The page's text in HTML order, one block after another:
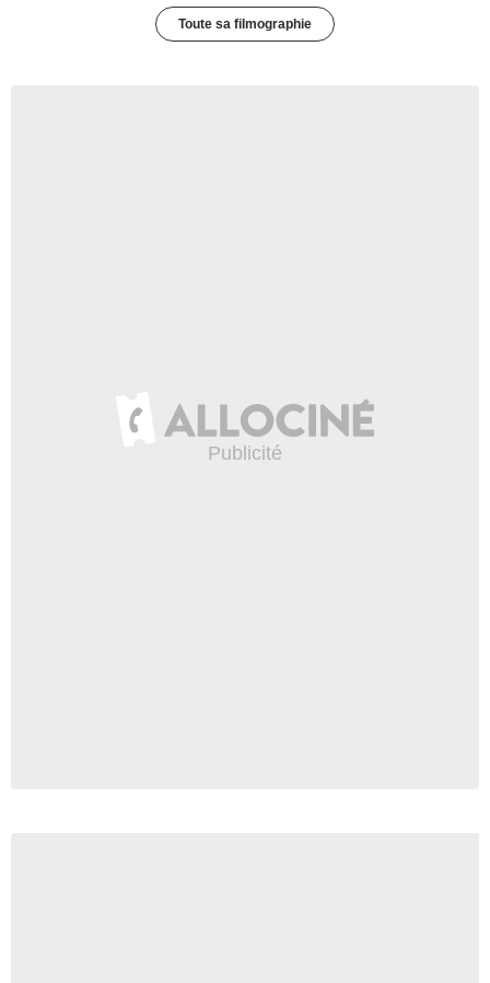
Toute sa filmographie